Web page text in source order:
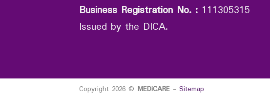
Business Registration No. : 111305315
Issued by the DICA.
Copyright 2026 © MEDiCARE - Sitemap